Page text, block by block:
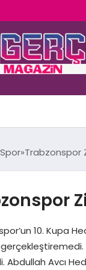
Spor Trabzonspor
10. Kupa
Abdullah Avcı